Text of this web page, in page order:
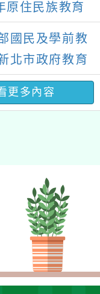
原住民族教育
國民及學前教
北市政府教育
年度教師專
實施計畫－夢
更多內容